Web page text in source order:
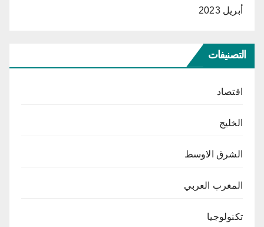
أبريل 2023
التصنيفات
اقتصاد
الخليج
الشرق الاوسط
المغرب العربي
تكنولوجيا